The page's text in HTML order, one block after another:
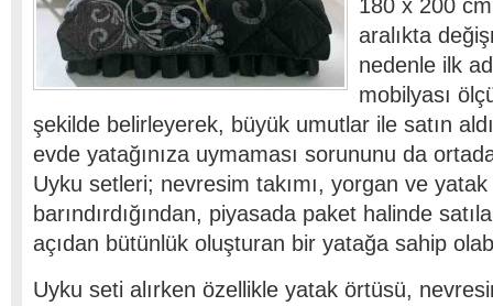
180 x 200
aralıkta
nedenle ilk
mobilyası
şekilde belirleyerek, büyük umutlar ile satın
evde yatağınıza uymaması sorununu da
Uyku setleri; nevresim takımı, yorgan ve
barındırdığından, piyasada paket halinde
açıdan bütünlük oluşturan bir yatağa sahip
Uyku seti alırken özellikle yatak örtüsü,